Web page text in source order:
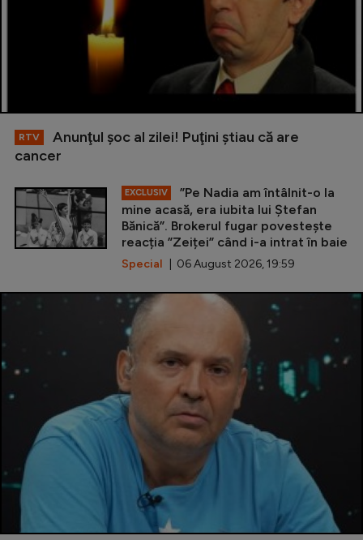
RTV
Anunţul şoc al zilei! Puţini ştiau că are
cancer
EXCLUSIV
”Pe Nadia am întâlnit-o la
mine acasă, era iubita lui Ștefan
Bănică”. Brokerul fugar povestește
reacția ”Zeiței” când i-a intrat în baie
Special | 06 August 2026, 19:59